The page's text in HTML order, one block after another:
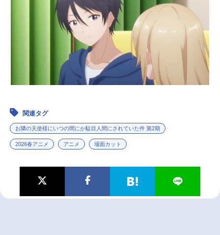
関連タグ
お隣の天使様にいつの間にか駄目人間にされていた件 第2期
2026春アニメ アニメ 場面カット